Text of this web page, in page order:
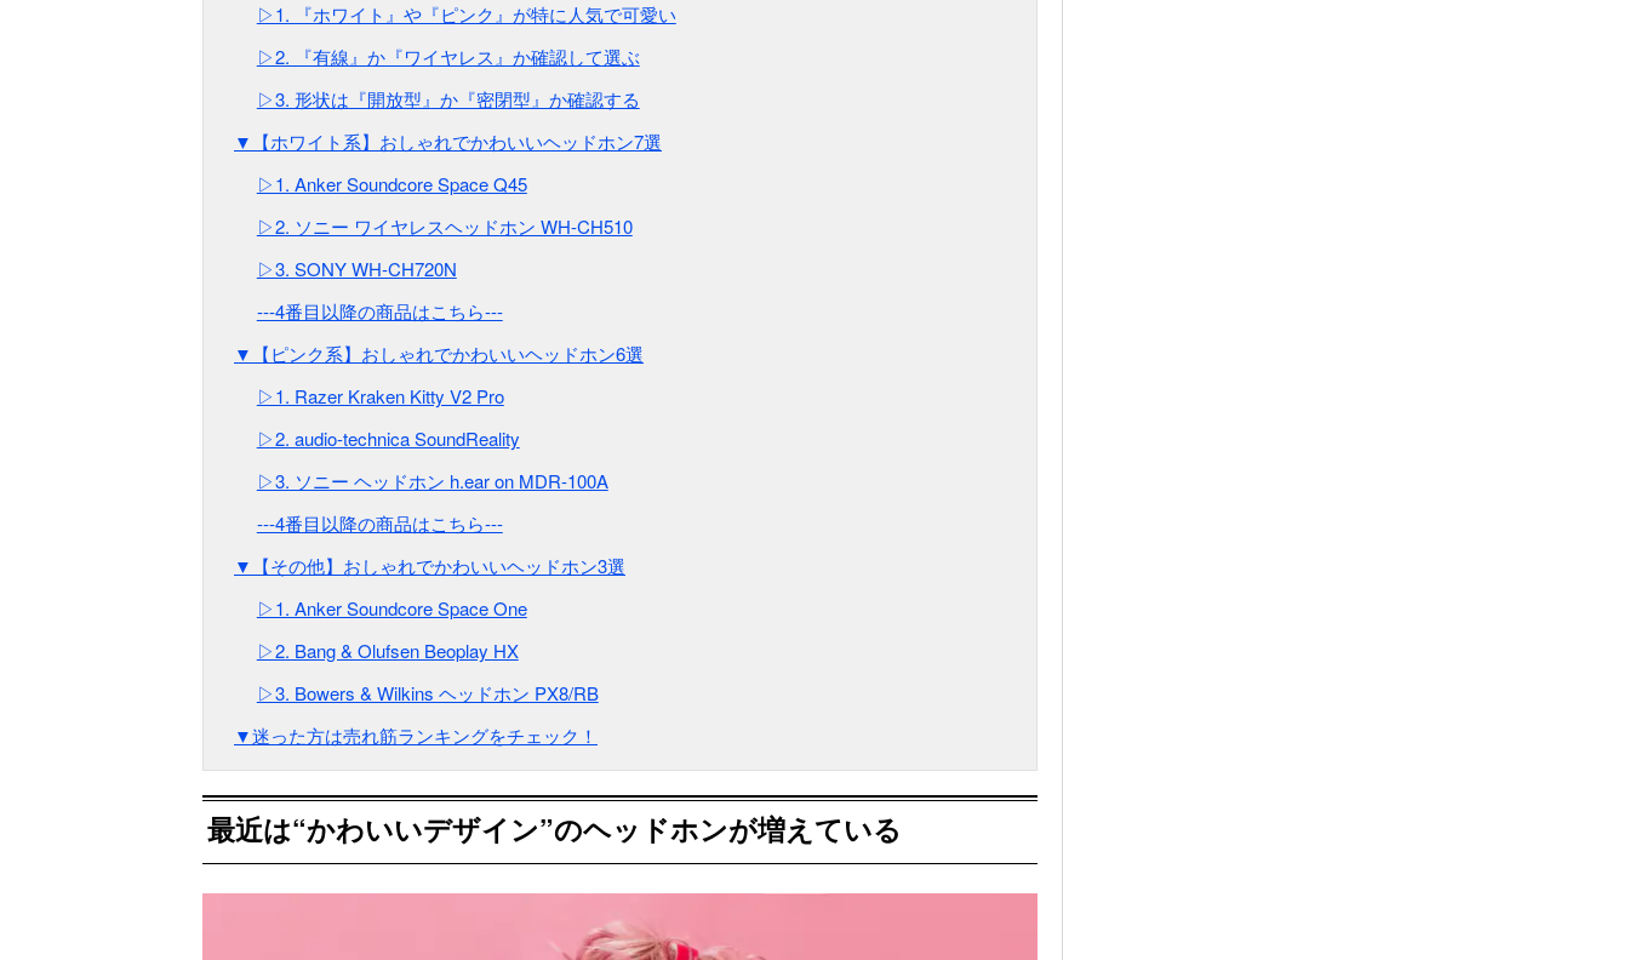
▷1. 『ホワイト』や『ピンク』が特に人気で可愛い
▷2. 『有線』か『ワイヤレス』か確認して選ぶ
▷3. 形状は『開放型』か『密閉型』か確認する
▼【ホワイト系】おしゃれでかわいいヘッドホン7選
▷1. Anker Soundcore Space Q45
▷2. ソニー ワイヤレスヘッドホン WH-CH510
▷3. SONY WH-CH720N
---4番目以降の商品はこちら---
▼【ピンク系】おしゃれでかわいいヘッドホン6選
▷1. Razer Kraken Kitty V2 Pro
▷2. audio-technica SoundReality
▷3. ソニー ヘッドホン h.ear on MDR-100A
---4番目以降の商品はこちら---
▼【その他】おしゃれでかわいいヘッドホン3選
▷1. Anker Soundcore Space One
▷2. Bang & Olufsen Beoplay HX
▷3. Bowers & Wilkins ヘッドホン PX8/RB
▼迷った方は売れ筋ランキングをチェック！
最近は“かわいいデザイン”のヘッドホンが増えている